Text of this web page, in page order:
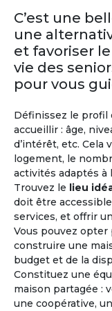
C’est une
une
et favoriser
vie des
pour vous
Définissez le profil
accueillir : âge,
d’intérêt, etc. Cela
logement, le
activités adaptés à
Trouvez le lieu
doit être
services, et offrir
Vous pouvez
construire une
budget et de la
Constituez une
maison partagée :
une coopérative,
climat
jours
où plusieurs
dans les premiers
y passer sa retraite.
d’un
L’anglais est la